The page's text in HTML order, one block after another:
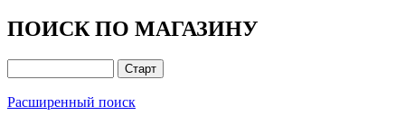
ПОИСК ПО МАГАЗИНУ
Расширенный поиск